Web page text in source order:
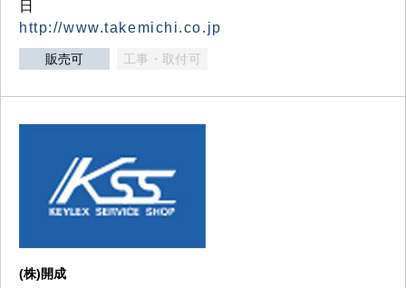
日
http://www.takemichi.co.jp
販売可 工事・取付可
(株)開成